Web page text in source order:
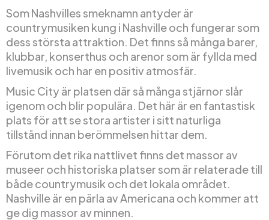
Som Nashvilles smeknamn antyder är
countrymusiken kung i Nashville och fungerar som
dess största attraktion. Det finns så många barer,
klubbar, konserthus och arenor som är fyllda med
livemusik och har en positiv atmosfär.
Music City är platsen där så många stjärnor slår
igenom och blir populära. Det här är en fantastisk
plats för att se stora artister i sitt naturliga
tillstånd innan berömmelsen hittar dem.
Förutom det rika nattlivet finns det massor av
museer och historiska platser som är relaterade till
både countrymusik och det lokala området.
Nashville är en pärla av Americana och kommer att
ge dig massor av minnen.